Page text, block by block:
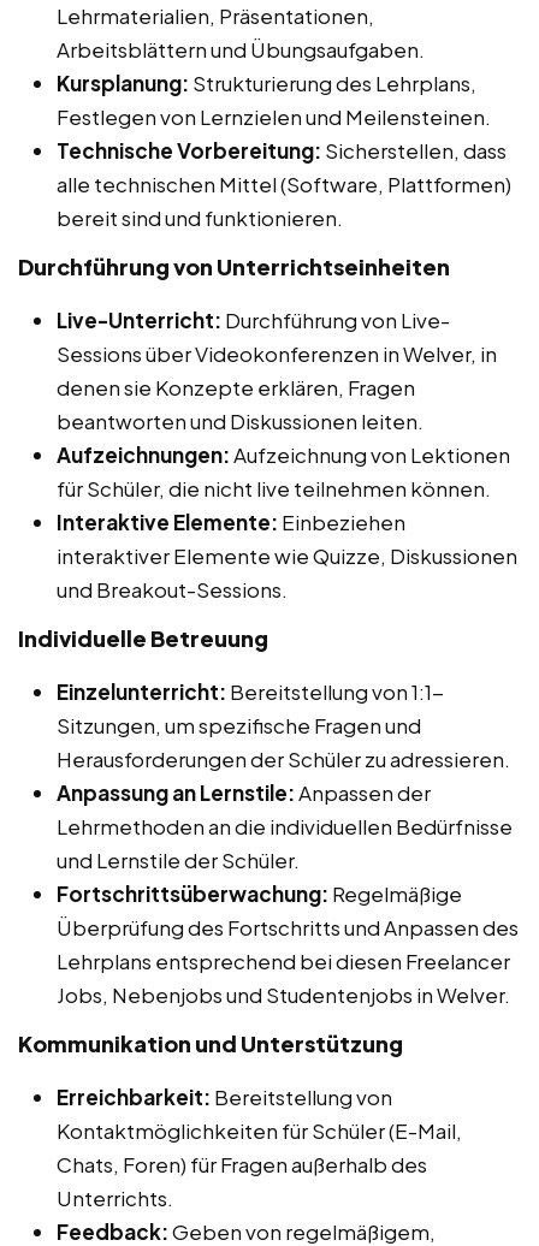
Lehrmaterialien, Präsentationen,
Arbeitsblättern und Übungsaufgaben.
Kursplanung: Strukturierung des Lehrplans,
Festlegen von Lernzielen und Meilensteinen.
Technische Vorbereitung: Sicherstellen, dass
alle technischen Mittel (Software, Plattformen)
bereit sind und funktionieren.
Durchführung von Unterrichtseinheiten
Live-Unterricht: Durchführung von Live-
Sessions über Videokonferenzen in Welver, in
denen sie Konzepte erklären, Fragen
beantworten und Diskussionen leiten.
Aufzeichnungen:Aufzeichnung von Lektionen
für Schüler, die nicht live teilnehmen können.
Interaktive Elemente: Einbeziehen
interaktiver Elemente wie Quizze, Diskussionen
und Breakout-Sessions.
Individuelle Betreuung
Einzelunterricht: Bereitstellung von 1:1-
Sitzungen, um spezifische Fragen und
Herausforderungen der Schüler zu adressieren.
Anpassung an Lernstile:Anpassen der
Lehrmethoden an die individuellen Bedürfnisse
und Lernstile der Schüler.
Fortschrittsüberwachung: Regelmäßige
Überprüfung des Fortschritts und Anpassen des
Lehrplans entsprechend bei diesen Freelancer
Jobs, Nebenjobs und Studentenjobs in Welver.
Kommunikation und Unterstützung
Erreichbarkeit: Bereitstellung von
Kontaktmöglichkeiten für Schüler (E-Mail,
Chats, Foren) für Fragen außerhalb des
Unterrichts.
Feedback:Geben von regelmäßigem,